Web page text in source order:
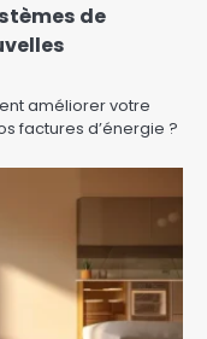
de
améliorer votre
factures d’énergie ?